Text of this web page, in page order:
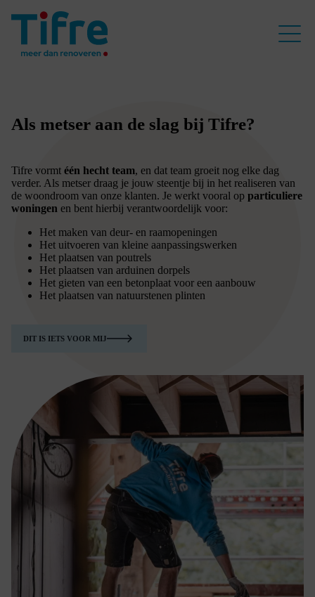
Als metser aan de slag bij Tifre?
Tifre vormt één hecht team, en dat team groeit nog elke dag
verder. Als metser draag je jouw steentje bij in het realiseren van
de woondroom van onze klanten. Je werkt vooral op particuliere
woningen en bent hierbij verantwoordelijk voor:
Het maken van deur- en raamopeningen
Het uitvoeren van kleine aanpassingswerken
Het plaatsen van poutrels
Het plaatsen van arduinen dorpels
Het gieten van een betonplaat voor een aanbouw
Het plaatsen van natuurstenen plinten
DIT IS IETS VOOR MIJ